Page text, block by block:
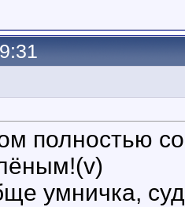
полностью
умничка,